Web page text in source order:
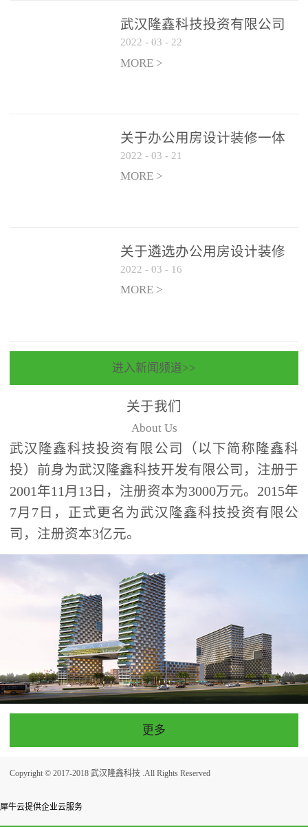
武汉隆鑫科技投资有限公司
招聘实施方案
2022 - 03 - 22
MORE >
关于办公用房设计装修一体
化项目 跟踪审计和监理单位
遴选结果的公告
2022 - 03 - 21
MORE >
关于遴选办公用房设计装修
一体化项目 跟踪审计和监理
单位的公告
2022 - 03 - 16
MORE >
进入新闻频道>>
关于我们
About Us
武汉隆鑫科技投资有限公司（以下简称隆鑫科
投）前身为武汉隆鑫科技开发有限公司，注册于
2001年11月13日，注册资本为3000万元。2015年
7月7日，正式更名为武汉隆鑫科技投资有限公
司，注册资本3亿元。
更多
Copyright © 2017-2018 武汉隆鑫科技 .All Rights Reserved
犀牛云提供企业云服务